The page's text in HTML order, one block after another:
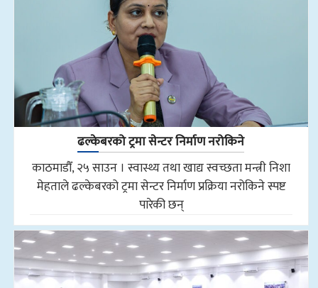
ढल्केबरको ट्रमा सेन्टर निर्माण नरोकिने
काठमाडौँ, २५ साउन । स्वास्थ्य तथा खाद्य स्वच्छता मन्त्री निशा
मेहताले ढल्केबरको ट्रमा सेन्टर निर्माण प्रक्रिया नरोकिने स्पष्ट
पारेकी छन्